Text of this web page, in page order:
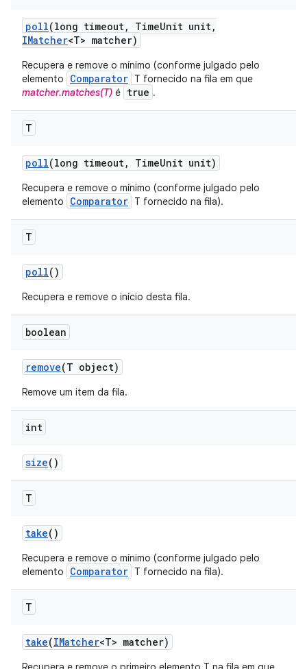
poll(long timeout, TimeUnit unit,
IMatcher<T> matcher)
Recupera e remove o mínimo (conforme julgado pelo
elemento
Comparator T fornecido na fila em que
matcher.matches(T) é true .
T
poll(long timeout, TimeUnit unit)
Recupera e remove o mínimo (conforme julgado pelo
elemento
Comparator T fornecido na fila).
T
poll()
Recupera e remove o início desta fila.
boolean
remove(T object)
Remove um item da fila.
int
size()
T
take()
Recupera e remove o mínimo (conforme julgado pelo
elemento
Comparator T fornecido na fila).
T
take(IMatcher<T> matcher)